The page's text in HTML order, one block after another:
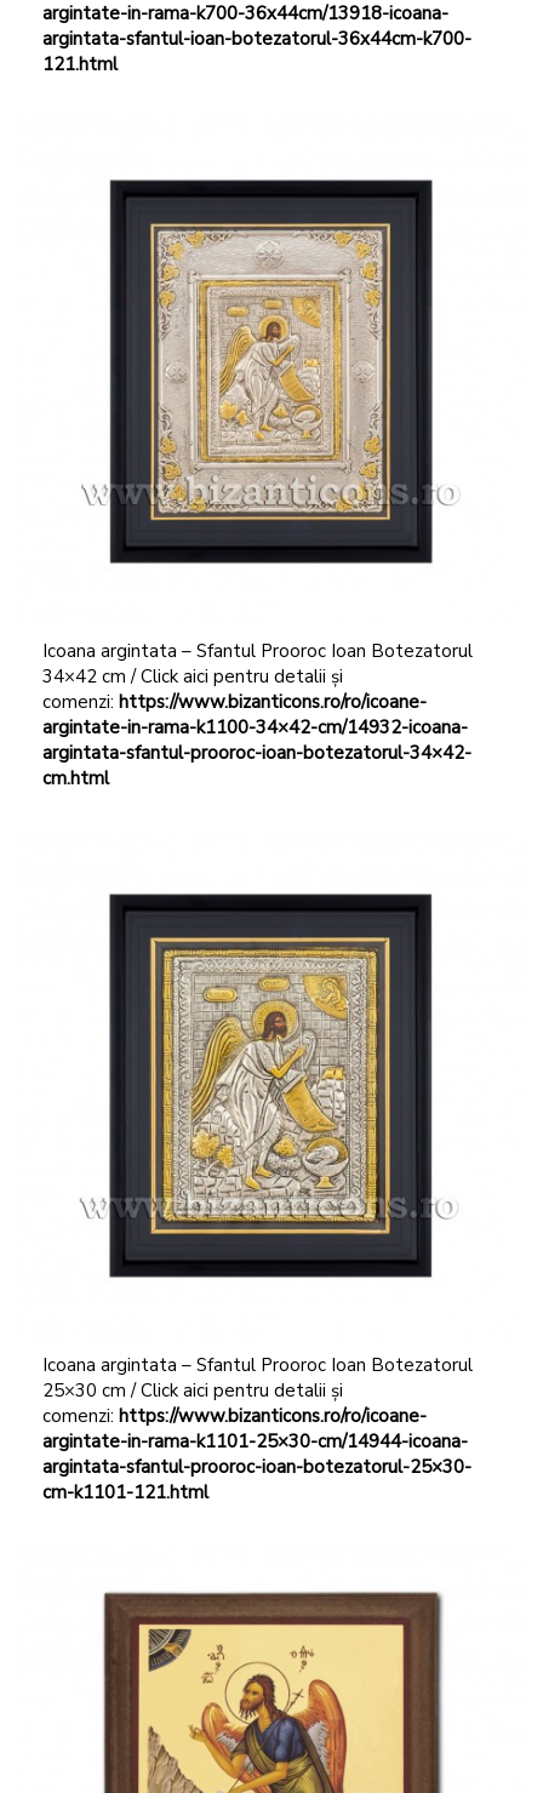
argintate-in-rama-k700-36x44cm/13918-icoana-
argintata-sfantul-ioan-botezatorul-36x44cm-k700-
121.html
Icoana argintata – Sfantul Prooroc Ioan Botezatorul
34×42 cm / Click aici pentru detalii și
comenzi: https://www.bizanticons.ro/ro/icoane-
argintate-in-rama-k1100-34×42-cm/14932-icoana-
argintata-sfantul-prooroc-ioan-botezatorul-34×42-
cm.html
Icoana argintata – Sfantul Prooroc Ioan Botezatorul
25×30 cm / Click aici pentru detalii și
comenzi: https://www.bizanticons.ro/ro/icoane-
argintate-in-rama-k1101-25×30-cm/14944-icoana-
argintata-sfantul-prooroc-ioan-botezatorul-25×30-
cm-k1101-121.html